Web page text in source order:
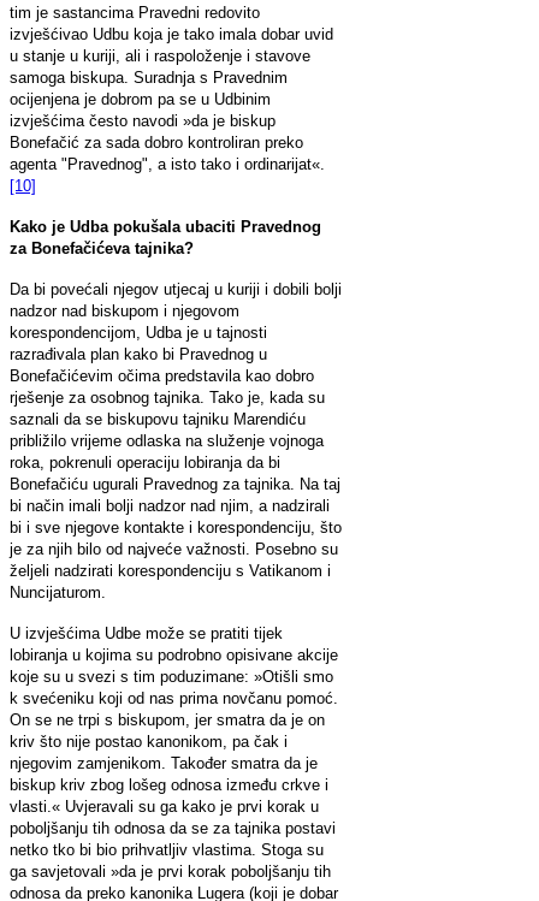
tim je sastancima Pravedni redovito
izvješćivao Udbu koja je tako imala dobar uvid
u stanje u kuriji, ali i raspoloženje i stavove
samoga biskupa. Suradnja s Pravednim
ocijenjena je dobrom pa se u Udbinim
izvješćima često navodi »da je biskup
Bonefačić za sada dobro kontroliran preko
agenta "Pravednog", a isto tako i ordinarijat«.
[10]
Kako je Udba pokušala ubaciti Pravednog
za Bonefačićeva tajnika?
Da bi povećali njegov utjecaj u kuriji i dobili bolji
nadzor nad biskupom i njegovom
korespondencijom, Udba je u tajnosti
razrađivala plan kako bi Pravednog u
Bonefačićevim očima predstavila kao dobro
rješenje za osobnog tajnika. Tako je, kada su
saznali da se biskupovu tajniku Marendiću
približilo vrijeme odlaska na služenje vojnoga
roka, pokrenuli operaciju lobiranja da bi
Bonefačiću ugurali Pravednog za tajnika. Na taj
bi način imali bolji nadzor nad njim, a nadzirali
bi i sve njegove kontakte i korespondenciju, što
je za njih bilo od najveće važnosti. Posebno su
željeli nadzirati korespondenciju s Vatikanom i
Nuncijaturom.
U izvješćima Udbe može se pratiti tijek
lobiranja u kojima su podrobno opisivane akcije
koje su u svezi s tim poduzimane: »Otišli smo
k svećeniku koji od nas prima novčanu pomoć.
On se ne trpi s biskupom, jer smatra da je on
kriv što nije postao kanonikom, pa čak i
njegovim zamjenikom. Također smatra da je
biskup kriv zbog lošeg odnosa između crkve i
vlasti.« Uvjeravali su ga kako je prvi korak u
poboljšanju tih odnosa da se za tajnika postavi
netko tko bi bio prihvatljiv vlastima. Stoga su
ga savjetovali »da je prvi korak poboljšanju tih
odnosa da preko kanonika Lugera (koji je dobar